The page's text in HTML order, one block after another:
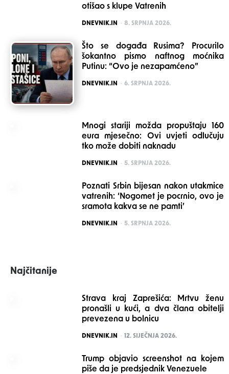
otišao s klupe Vatrenih
POSTED
DNEVNIK.IN 8. SRPNJA 2026.
Što se događa Rusima? Procurilo
šokantno pismo naftnog moćnika
Putinu: “Ovo je nezapamćeno”
POSTED
DNEVNIK.IN 6. SRPNJA 2026.
Mnogi stariji možda propuštaju 160
eura mjesečno: Ovi uvjeti odlučuju
tko može dobiti naknadu
POSTED
DNEVNIK.IN 5. SRPNJA 2026.
Poznati Srbin bijesan nakon utakmice
vatrenih: ‘Nogomet je pocrnio, ovo je
sramota kakva se ne pamti’
POSTED
DNEVNIK.IN 5. SRPNJA 2026.
Najčitanije
Strava kraj Zaprešića: Mrtvu ženu
pronašli u kući, a dva člana obitelji
prevezena u bolnicu
POSTED
DNEVNIK.IN 12. SIJEČNJA 2026.
Trump objavio screenshot na kojem
piše da je predsjednik Venezuele